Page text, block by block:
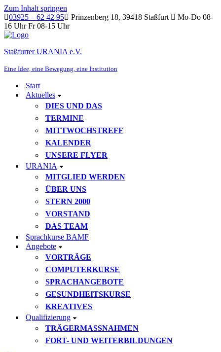
Zum Inhalt springen
03925 – 62 42 95
Prinzenberg 18, 39418 Staßfurt
Mo-Do 08-
16 Uhr Fr 08-15 Uhr
Staßfurter URANIA e.V.
Eine Idee, eine Bewegung, eine Institution
Start
Aktuelles
DIES UND DAS
TERMINE
MITTWOCHSTREFF
KALENDER
UNSERE FLYER
URANIA
MITGLIED WERDEN
ÜBER UNS
STERN 2000
VORSTAND
DAS TEAM
Sprachkurse BAMF
Angebote
VORTRÄGE
COMPUTERKURSE
SPRACHANGEBOTE
GESUNDHEITSKURSE
KREATIVES
Qualifizierung
TRÄGERMASSNAHMEN
FORT- UND WEITERBILDUNGEN